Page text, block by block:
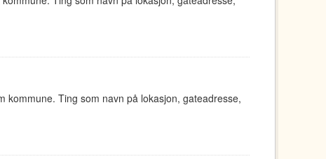
Ting som navn på lokasjon, gateadresse,